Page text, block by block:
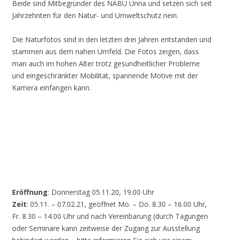
Beide sind Mitbegründer des NABU Unna und setzen sich seit
Jahrzehnten für den Natur- und Umweltschutz nein.
Die Naturfotos sind in den letzten drei Jahren entstanden und
stammen aus dem nahen Umfeld. Die Fotos zeigen, dass
man auch im hohen Alter trotz gesundheitlicher Probleme
und eingeschränkter Mobilität, spannende Motive mit der
Kamera einfangen kann.
Eröffnung: Donnerstag 05.11.20, 19.00 Uhr
Zeit: 05.11. – 07.02.21, geöffnet Mo. – Do. 8.30 – 16.00 Uhr,
Fr. 8.30 – 14.00 Uhr und nach Vereinbarung (durch Tagungen
oder Seminare kann zeitweise der Zugang zur Ausstellung